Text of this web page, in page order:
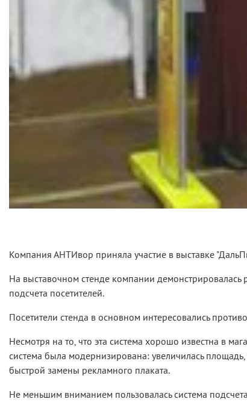
Компания АНТИвор приняла участие в выставке
На выставочном стенде компании
подсчета посетителей.
Посетители стенда в основном интересовались
Несмотря на то, что эта система хорошо известна в
система была модернизирована: увеличилась
быстрой замены рекламного плаката.
Не меньшим вниманием пользовалась система